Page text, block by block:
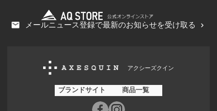
メールニュース登録で最新のお知らせを受け取る
アクシーズクイン
ブランドサイト 商品一覧